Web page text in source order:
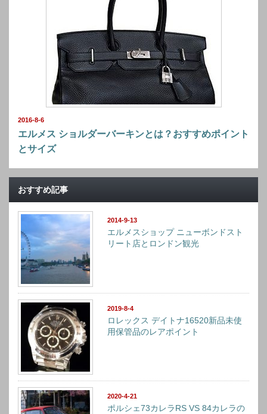
2016-8-6
エルメス ショルダーバーキンとは？おすすめポイント
とサイズ
おすすめ記事
2014-9-13
エルメスショップ ニューボンドスト
リート店とロンドン観光
2019-8-4
ロレックス デイトナ16520新品未使
用保管品のレアポイント
2020-4-21
ポルシェ73カレラRS VS 84カレラの